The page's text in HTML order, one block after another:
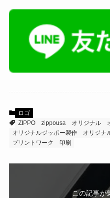
ロゴ
ZIPPO
zippousa オリジナル
オリジナルジッポー製作
オリジナ
プリントワーク
印刷
この記事が